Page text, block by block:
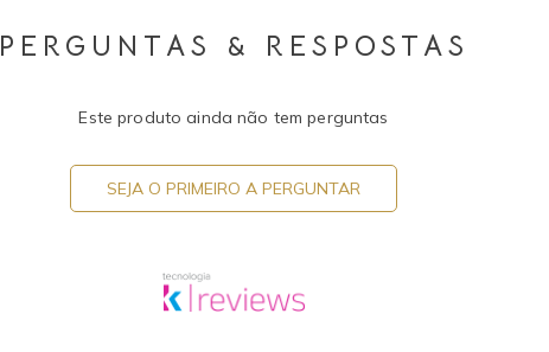
PERGUNTAS & RESPOSTAS
Este produto ainda não tem perguntas
SEJA O PRIMEIRO A PERGUNTAR